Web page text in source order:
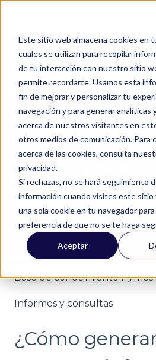
Este sitio web almacena cookies en
cuales se utilizan para recopilar
de tu interacción con nuestro sitio
permite recordarte. Usamos esta
fin de mejorar y personalizar tu
navegación y para generar analíticas
acerca de nuestros visitantes en
otros medios de comunicación. Para
acerca de las cookies, consulta
privacidad.
Si rechazas, no se hará seguimiento
información cuando visites este sitio
una sola cookie en tu navegador
preferencia de que no se te haga
Aceptar
¿Cómo podemos
No hay sugerencias
Base de conocimiento
Informes y consultas
¿Cómo